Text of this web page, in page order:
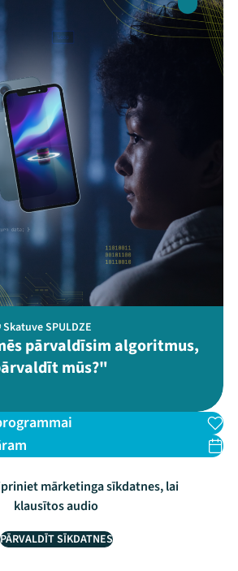
Youtube
X Instagram
Flick TikTok
Skatuve SPULDZE
pārvaldīsim algoritmus,
mūs?"
mārketinga sīkdatnes, lai
klausītos audio
PĀRVALDĪT SĪKDATNES